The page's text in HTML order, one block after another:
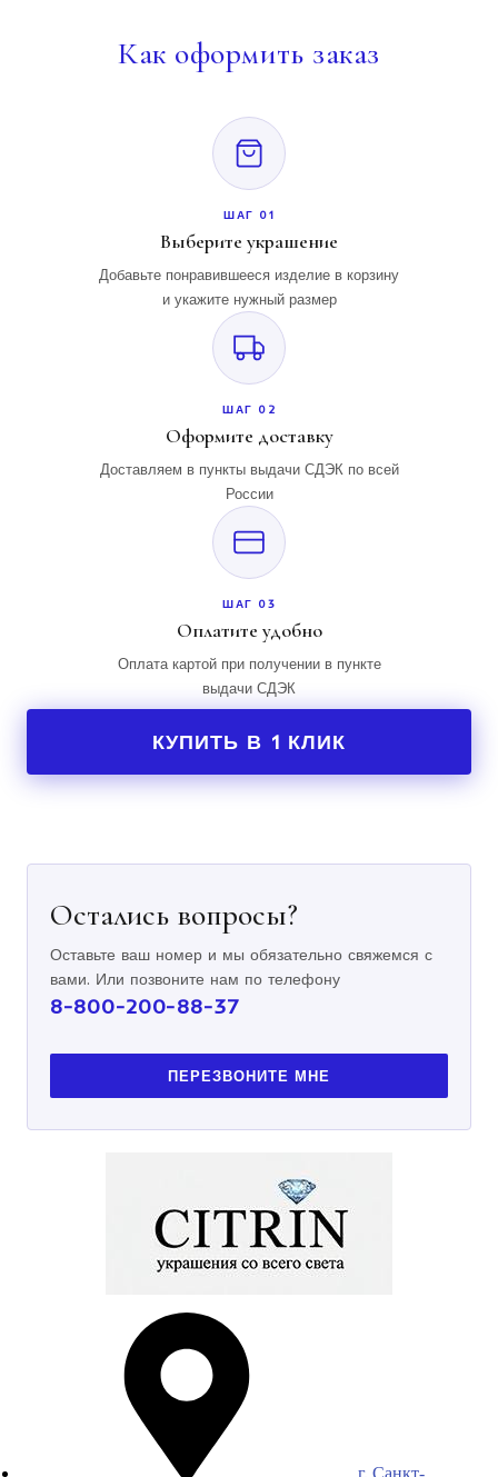
Как оформить заказ
ШАГ 01
Выберите украшение
Добавьте понравившееся изделие в корзину
и укажите нужный размер
ШАГ 02
Оформите доставку
Доставляем в пункты выдачи СДЭК по всей
России
ШАГ 03
Оплатите удобно
Оплата картой при получении в пункте
выдачи СДЭК
КУПИТЬ В 1 КЛИК
Остались вопросы?
Оставьте ваш номер и мы обязательно свяжемся с
вами. Или позвоните нам по телефону
8-800-200-88-37
ПЕРЕЗВОНИТЕ МНЕ
г. Санкт-